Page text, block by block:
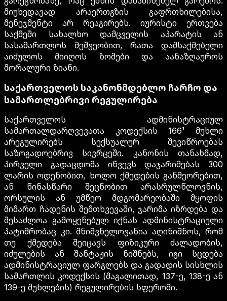
მიუხედავად არაერთგზის გაფრთხილებისა,
მენეჯმენტი არ რეაგირებს. იურისტი ერთვება
საქმეში სახალხო დამცველის აპარატის ან
სასამართლოს მეშვეობით, რათა დამსაქმებელი
აიძულოს მიიღოს ზომები და აანაზღაუროს
მორალური ზიანი.
საქართველოს საკანონმდებლო ჩარჩო და
სამართლებრივი რეგულირება
საქართველოს ადმინისტრაციულ
სამართალდარღვევათა კოდექსის 166¹ მუხლი
არეგულირებს სექსუალურ შევიწროებას
საზოგადოებრივ სივრცეში. კანონის თანახმად,
პირველი გადაცდომა იწვევს დაჯარიმებას 300
ლარის ოდენობით, ხოლო ქმედების განმეორებით,
ან წინასწარი შეცნობით არასრულწლოვნის,
ორსულის ან უმწეო მდგომარეობაში მყოფის
მიმართ ჩადენის შემთხვევაში, ჯარიმა იზრდება და
შესაძლოა გამოყენებულ იქნას ადმინისტრაციული
პატიმრობაც კი. მნიშვნელოვანია აღინიშნოს, რომ
თუ ქმედება შეიცავს ფიზიკური ძალადობის,
იძულების ან შანტაჟის ნიშნებს, იგი სცდება
ადმინისტრაციულ ფარგლებს და გადადის სისხლის
სამართლის კოდექსის (მაგალითად, 137-ე, 138-ე ან
139-ე მუხლების) რეგულირების სფეროში.